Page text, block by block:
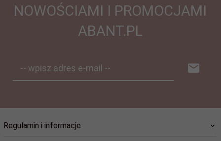
NOWOŚCIAMI I PROMOCJAMI
ABANT.PL
-- wpisz adres e-mail --
Regulamin i informacje